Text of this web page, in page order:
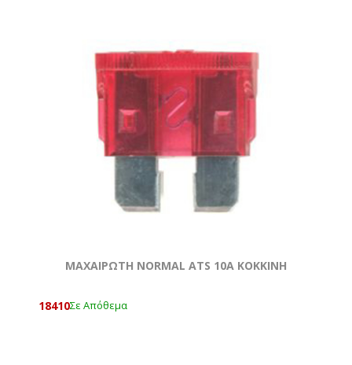
ΜΑΧΑΙΡΩΤΗ NORMAL ATS 10A KOKKΙΝΗ
18410Σε Απόθεμα